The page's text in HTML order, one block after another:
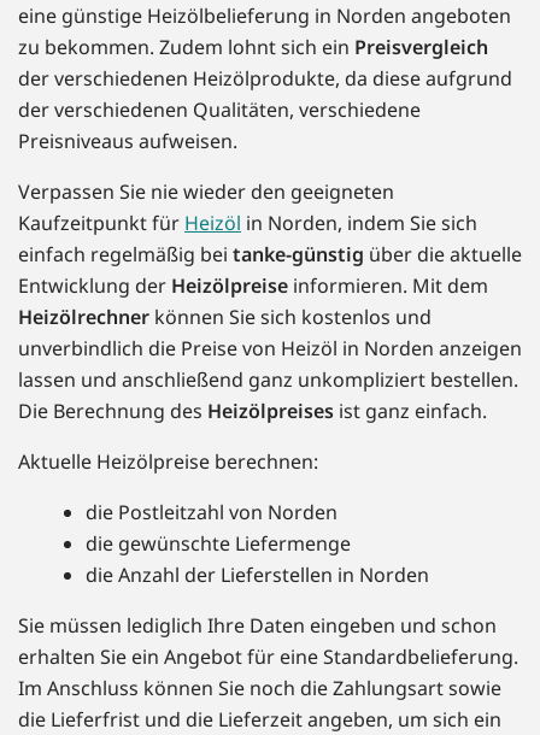
eine günstige Heizölbelieferung in Norden angeboten
zu bekommen. Zudem lohnt sich ein Preisvergleich
der verschiedenen Heizölprodukte, da diese aufgrund
der verschiedenen Qualitäten, verschiedene
Preisniveaus aufweisen.
Verpassen Sie nie wieder den geeigneten
Kaufzeitpunkt für Heizöl in Norden, indem Sie sich
einfach regelmäßig bei tanke-günstig über die aktuelle
Entwicklung der Heizölpreise informieren. Mit dem
Heizölrechner können Sie sich kostenlos und
unverbindlich die Preise von Heizöl in Norden anzeigen
lassen und anschließend ganz unkompliziert bestellen.
Die Berechnung des Heizölpreises ist ganz einfach.
Aktuelle Heizölpreise berechnen:
die Postleitzahl von Norden
die gewünschte Liefermenge
die Anzahl der Lieferstellen in Norden
Sie müssen lediglich Ihre Daten eingeben und schon
erhalten Sie ein Angebot für eine Standardbelieferung.
Im Anschluss können Sie noch die Zahlungsart sowie
die Lieferfrist und die Lieferzeit angeben, um sich ein